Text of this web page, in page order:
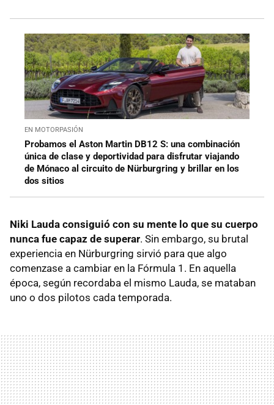
EN MOTORPASIÓN
Probamos el Aston Martin DB12 S: una combinación
única de clase y deportividad para disfrutar viajando
de Mónaco al circuito de Nürburgring y brillar en los
dos sitios
Niki Lauda consiguió con su mente lo que su cuerpo
nunca fue capaz de superar. Sin embargo, su brutal
experiencia en Nürburgring sirvió para que algo
comenzase a cambiar en la Fórmula 1. En aquella
época, según recordaba el mismo Lauda, se mataban
uno o dos pilotos cada temporada.